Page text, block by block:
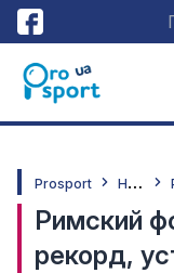
Prosport Н
овини
Римский
рекорд,